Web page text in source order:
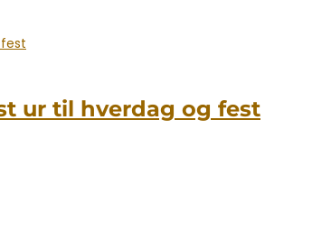
ur til hverdag og fest